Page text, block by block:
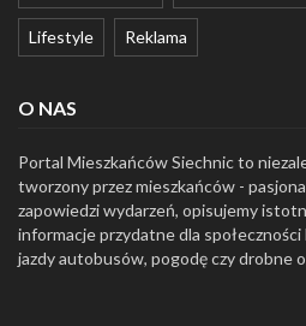
Lifestyle Reklama
O NAS
Portal Mieszkańców Siechnic to
tworzony przez mieszkańców -
zapowiedzi wydarzeń, opisujemy
informacje przydatne dla
jazdy autobusów, pogodę czy drobne